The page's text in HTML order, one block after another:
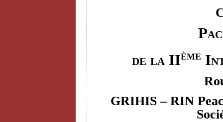
de la IIème
GRIHIS – RIN